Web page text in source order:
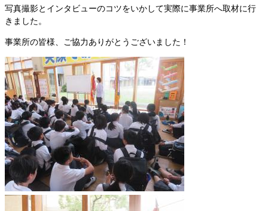
写真撮影とインタビューのコツをいかして実際に事業所へ取材に行
きました。
事業所の皆様、ご協力ありがとうございました！